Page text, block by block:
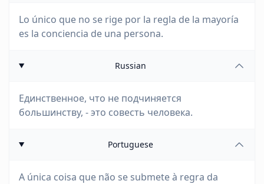
Lo único que no se rige por la regla de la mayoría
es la conciencia de una persona.
Russian
Единственное, что не подчиняется
большинству, - это совесть человека.
Portuguese
A única coisa que não se submete à regra da